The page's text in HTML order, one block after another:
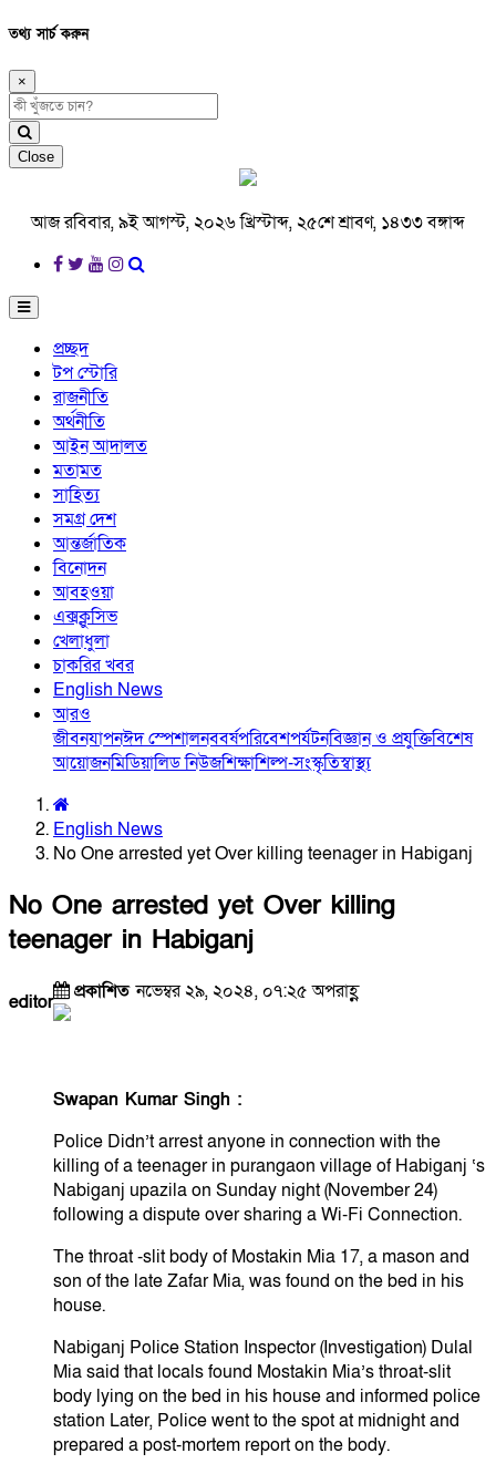
তথ্য সার্চ করুন
×
Close
আজ রবিবার, ৯ই আগস্ট, ২০২৬ খ্রিস্টাব্দ, ২৫শে শ্রাবণ, ১৪৩৩ বঙ্গাব্দ
প্রচ্ছদ
টপ স্টোরি
রাজনীতি
অর্থনীতি
আইন আদালত
মতামত
সাহিত্য
সমগ্র দেশ
আন্তর্জাতিক
বিনোদন
আবহওয়া
এক্সক্লুসিভ
খেলাধুলা
চাকরির খবর
English News
আরও
জীবনযাপনঈদ স্পেশালনববর্ষপরিবেশপর্যটনবিজ্ঞান ও প্রযুক্তিবিশেষ
আয়োজনমিডিয়ালিড নিউজশিক্ষাশিল্প-সংস্কৃতিস্বাস্থ্য
English News
No One arrested yet Over killing teenager in Habiganj
No One arrested yet Over killing
teenager in Habiganj
editor প্রকাশিতনভেম্বর ২৯, ২০২৪, ০৭:২৫ অপরাহ্ণ
Swapan Kumar Singh :
Police Didn’t arrest anyone in connection with the
killing of a teenager in purangaon village of Habiganj ‘s
Nabiganj upazila on Sunday night (November 24)
following a dispute over sharing a Wi-Fi Connection.
The throat -slit body of Mostakin Mia 17, a mason and
son of the late Zafar Mia, was found on the bed in his
house.
Nabiganj Police Station Inspector (Investigation) Dulal
Mia said that locals found Mostakin Mia’s throat-slit
body lying on the bed in his house and informed police
station Later, Police went to the spot at midnight and
prepared a post-mortem report on the body.